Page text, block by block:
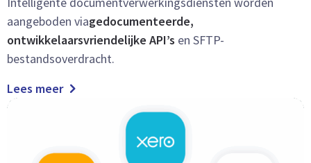
aangeboden viagedocumenteerde,
ontwikkelaarsvriendelijke API’s en SFTP-
bestandsoverdracht.
Lees meer